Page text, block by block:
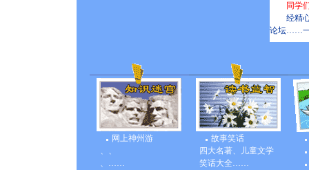
同学
经精
论坛……一
网上神州游
、 、
、 ……
故事笑话
四大名著、
儿童文学
笑话大全……